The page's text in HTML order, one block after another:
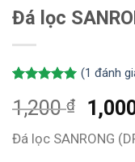
Đá lọc
dựa trên
đánh giá
(1 đánh
1,200₫
Đá lọc SANRONG